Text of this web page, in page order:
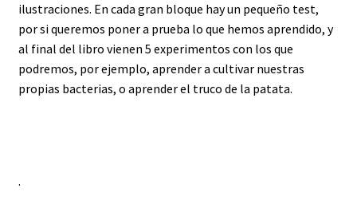
ilustraciones. En cada gran bloque hay un pequeño test,
por si queremos poner a prueba lo que hemos aprendido, y
al final del libro vienen 5 experimentos con los que
podremos, por ejemplo, aprender a cultivar nuestras
propias bacterias, o aprender el truco de la patata.
.